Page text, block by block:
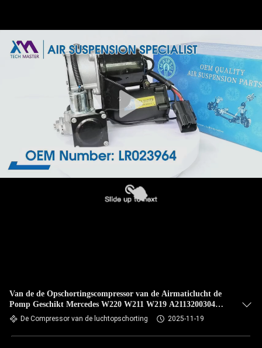
Van de de Opschortingscompressor van de Airmaticlucht de
Pomp Geschikt Mercedes W220 W211 W219 A2113200304
A2203200104
De Compressor van de luchtopschorting 2025-11-19